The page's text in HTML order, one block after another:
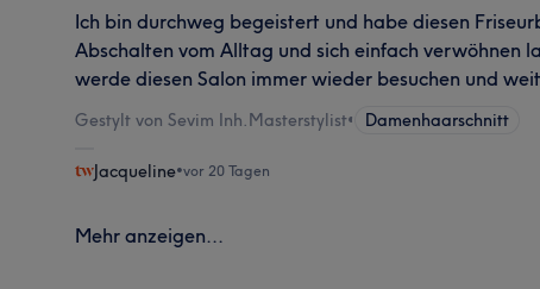
Ich bin durchweg begeistert und habe diesen
Abschalten vom Alltag und sich einfach verwöhnen
werde diesen Salon immer wieder besuchen und
Gestylt von Sevim Inh.Masterstylist• Damenhaarschnitt
Jacqueline•vor 20 Tagen
Mehr anzeigen...